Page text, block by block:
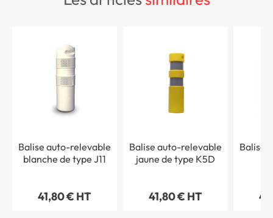
Balise auto-relevable
blanche de type J11
41,80 € HT
Balise auto-relevable
jaune de type K5D
41,80 € HT
Balise